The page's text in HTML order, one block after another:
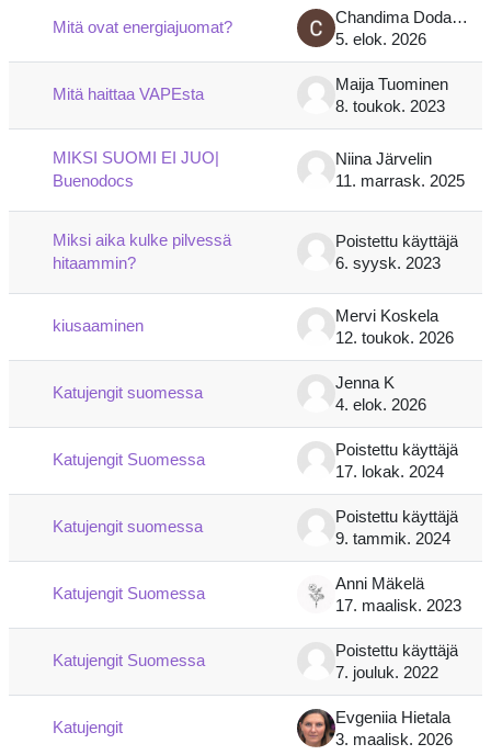
Mitä ovat energiajuomat?
Chandima Dodangoda Liyanage
5. elok. 2026
Mitä haittaa VAPEsta
Maija Tuominen
8. toukok. 2023
MIKSI SUOMI EI JUO|
Buenodocs
Niina Järvelin
11. marrask. 2025
Miksi aika kulke pilvessä
hitaammin?
Poistettu käyttäjä
6. syysk. 2023
kiusaaminen
Mervi Koskela
12. toukok. 2026
Katujengit suomessa
Jenna K
4. elok. 2026
Katujengit Suomessa
Poistettu käyttäjä
17. lokak. 2024
Katujengit suomessa
Poistettu käyttäjä
9. tammik. 2024
Katujengit Suomessa
Anni Mäkelä
17. maalisk. 2023
Katujengit Suomessa
Poistettu käyttäjä
7. jouluk. 2022
Katujengit
Evgeniia Hietala
3. maalisk. 2026